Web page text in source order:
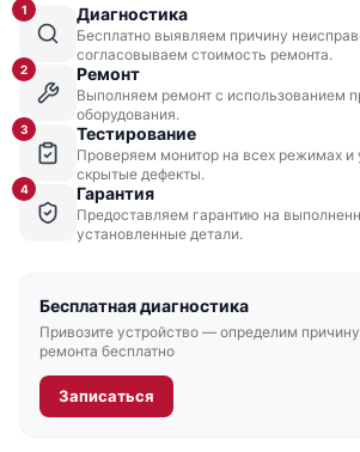
1 Диагностика
Бесплатно выявляем причину
согласовываем стоимость ремонта.
2 Ремонт
Выполняем ремонт с использованием
оборудования.
3 Тестирование
Проверяем монитор на всех режимах
скрытые дефекты.
4 Гарантия
Предоставляем гарантию на
установленные детали.
Бесплатная диагностика
Привозите устройство — определим
ремонта бесплатно
Записаться